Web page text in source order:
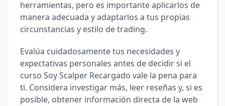
herramientas, pero es importante aplicarlos de
manera adecuada y adaptarlos a tus propias
circunstancias y estilo de trading.
Evalúa cuidadosamente tus necesidades y
expectativas personales antes de decidir si el
curso Soy Scalper Recargado vale la pena para
ti. Considera investigar más, leer reseñas y, si es
posible, obtener información directa de la web